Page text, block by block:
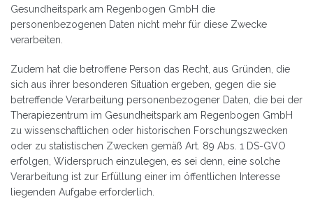
Gesundheitspark am Regenbogen GmbH die
personenbezogenen Daten nicht mehr für diese Zwecke
verarbeiten.
Zudem hat die betroffene Person das Recht, aus Gründen, die
sich aus ihrer besonderen Situation ergeben, gegen die sie
betreffende Verarbeitung personenbezogener Daten, die bei der
Therapiezentrum im Gesundheitspark am Regenbogen GmbH
zu wissenschaftlichen oder historischen Forschungszwecken
oder zu statistischen Zwecken gemäß Art. 89 Abs. 1 DS-GVO
erfolgen, Widerspruch einzulegen, es sei denn, eine solche
Verarbeitung ist zur Erfüllung einer im öffentlichen Interesse
liegenden Aufgabe erforderlich.